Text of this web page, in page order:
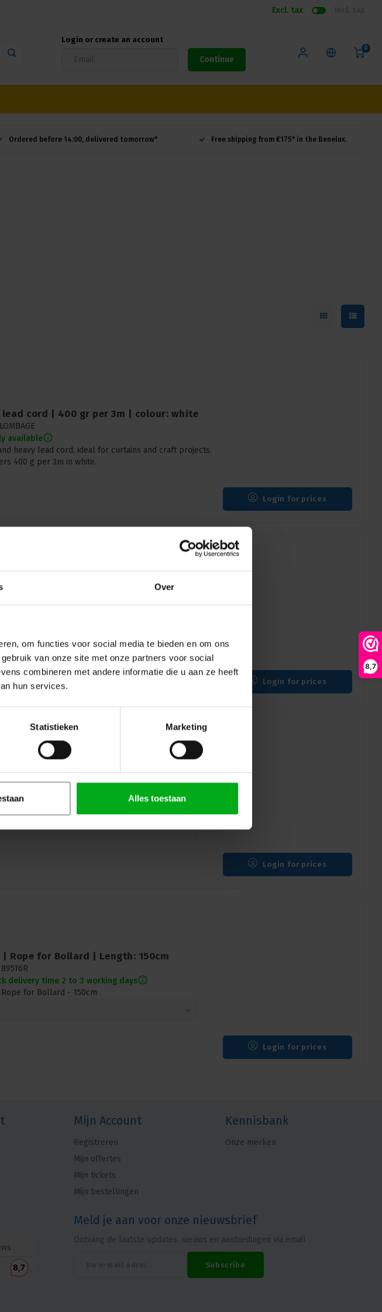
Over
om functies voor social media te bieden en om ons
van onze site met onze partners voor social
combineren met andere informatie die u aan ze heeft
hun services.
Statistieken Marketing
Alles toestaan
8,7
Excl. tax
Login or create an account
Continue
0
Ordered before 14:00, delivered tomorrow* Free shipping from €175* in the Benelux.
lead cord | 400 gr per 3m | colour: white
available
heavy lead cord, ideal for curtains and craft projects.
400 g per 3m in white.
Login for prices
hooks
| 89107 | Grippon Step Kabuki cord 6m with 24 hooks
Login for prices
| shock cord 25cm
|89091
delivery time 2 to 3 working days
Login for prices
| Rope for Bollard | Length: 150cm
89516R
delivery time 2 to 3 working days
for Bollard - 150cm
Login for prices
Mijn Account
Registreren
Mijn offertes
Mijn tickets
Mijn bestellingen
Kennisbank
Onze merken
Meld je aan voor onze nieuwsbrief
Ontvang de laatste updates, nieuws en aanbiedingen via email
Subscribe